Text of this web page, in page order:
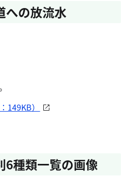
への放流水
149KB）
6種類一覧の画像